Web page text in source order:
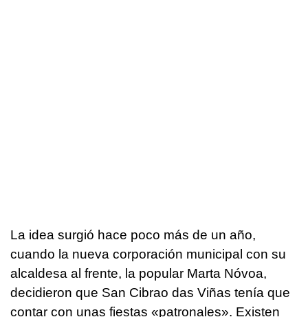
La idea surgió hace poco más de un año,
cuando la nueva corporación municipal con su
alcaldesa al frente, la popular Marta Nóvoa,
decidieron que San Cibrao das Viñas tenía que
contar con unas fiestas «patronales». Existen